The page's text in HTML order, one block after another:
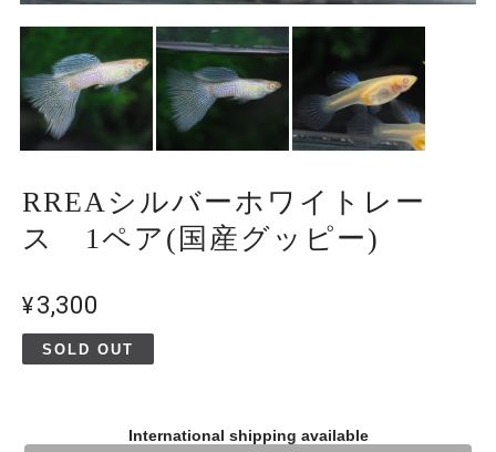
RREAシルバーホワイトレー
ス 1ペア(国産グッピー)
¥3,300
SOLD OUT
International shipping available